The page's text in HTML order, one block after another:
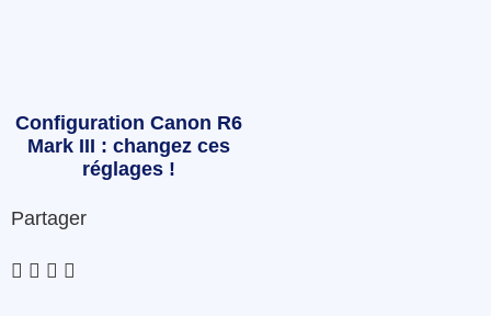
Configuration Canon R6
Mark III : changez ces
réglages !
Partager